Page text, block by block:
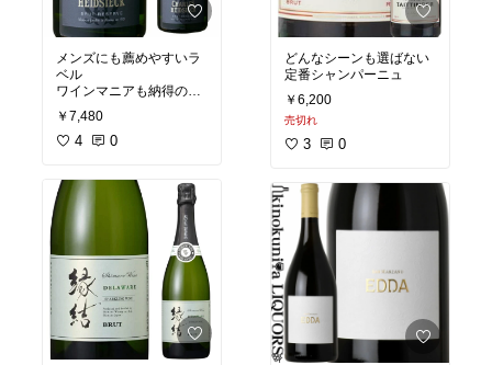
メンズにも薦めやすいラ
ベル
ワインマニアも納得の品
質のシャンパーニュ
￥7,480
4 0
どんなシーンも選ばない
定番シャンパーニュ
￥6,200
売切れ
3 0